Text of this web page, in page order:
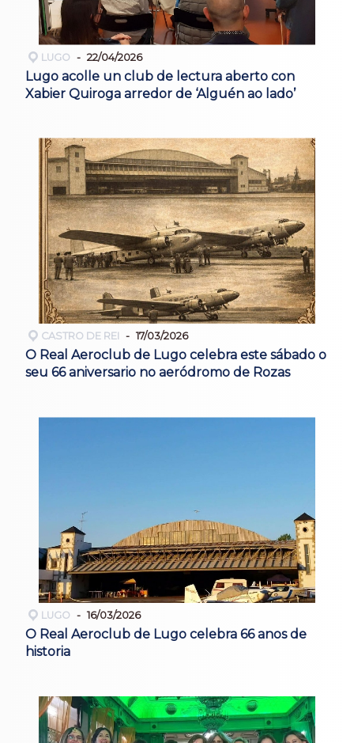
LUGO 22/04/2026
Lugo acolle un club de lectura aberto con
Xabier Quiroga arredor de ‘Alguén ao lado’
CASTRO DE REI 17/03/2026
O Real Aeroclub de Lugo celebra este sábado o
seu 66 aniversario no aeródromo de Rozas
LUGO 16/03/2026
O Real Aeroclub de Lugo celebra 66 anos de
historia